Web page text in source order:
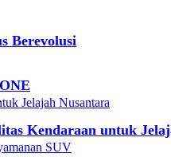
Berevolusi
Kendaraan untuk